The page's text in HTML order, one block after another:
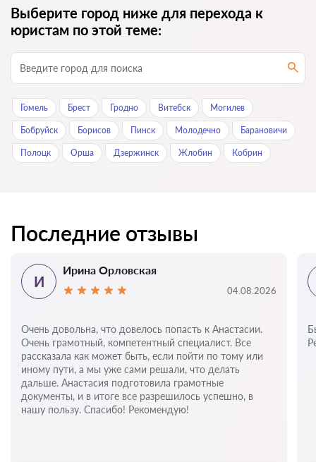
Выберите город ниже для перехода к
юристам по этой теме:
Гомель Брест Гродно Витебск Могилев
Бобруйск Борисов Пинск Молодечно Барановичи
Полоцк Орша Дзержинск Жлобин Кобрин
Последние отзывы
И
Ирина Орловская
04.08.2026
Очень довольна, что довелось попасть к Анастасии.
Очень грамотный, компетентный специалист. Все
рассказала как может быть, если пойти по тому или
иному пути, а мы уже сами решали, что делать
дальше. Анастасия подготовила грамотные
документы, и в итоге все разрешилось успешно, в
нашу пользу. Спасибо! Рекомендую!